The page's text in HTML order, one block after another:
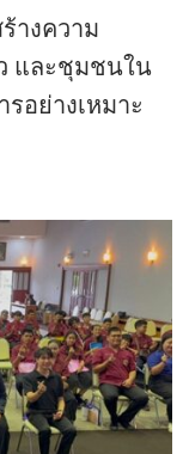
างความ
และชุมชนใน
อย่างเหมาะ